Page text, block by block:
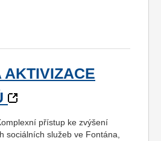
AKTIVIZACE
přístup ke zvýšení
sociálních služeb ve Fontána,